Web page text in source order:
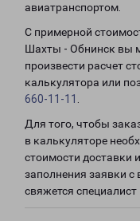
авиатранспортом.
С примерной
Шахты - Обнинск вы
произвести расчет
калькулятора или
660-11-11
Для того, чтобы
в калькуляторе
стоимости доставки
заполнения заявки с
свяжется специалист